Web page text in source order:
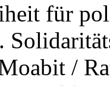
für
/